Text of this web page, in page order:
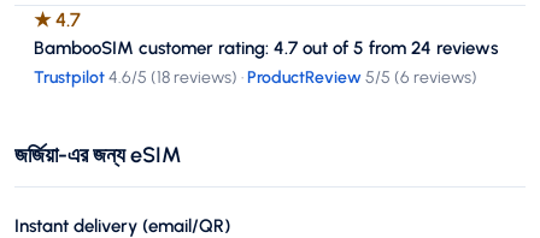
★4.7
BambooSIM customer rating: 4.7 out of 5 from 24 reviews
Trustpilot4.6/5 (18 reviews) ·ProductReview5/5 (6 reviews)
জর্জিয়া-এর জন্য eSIM
Instant delivery (email/QR)